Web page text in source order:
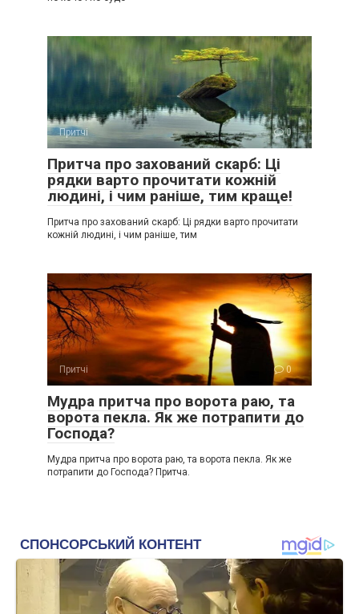
Притчі 0
Притча про захований скарб: Ці
рядки варто прочитати кожній
людині, і чим раніше, тим краще!
Притча про захований скарб: Ці рядки варто прочитати
кожній людині, і чим раніше, тим
Притчі 0
Мудра притча про ворота раю, та
ворота пекла. Як же потрапити до
Господа?
Мудра притча про ворота раю, та ворота пекла. Як же
потрапити до Господа? Притча.